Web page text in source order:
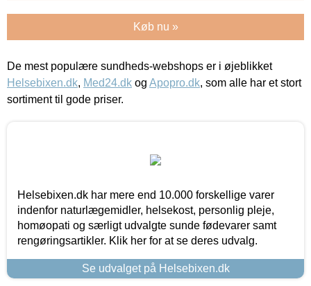
Køb nu »
De mest populære sundheds-webshops er i øjeblikket
Helsebixen.dk, Med24.dk og Apopro.dk, som alle har et stort
sortiment til gode priser.
Helsebixen.dk har mere end 10.000 forskellige varer
indenfor naturlægemidler, helsekost, personlig pleje,
homøopati og særligt udvalgte sunde fødevarer samt
rengøringsartikler. Klik her for at se deres udvalg.
Se udvalget på Helsebixen.dk